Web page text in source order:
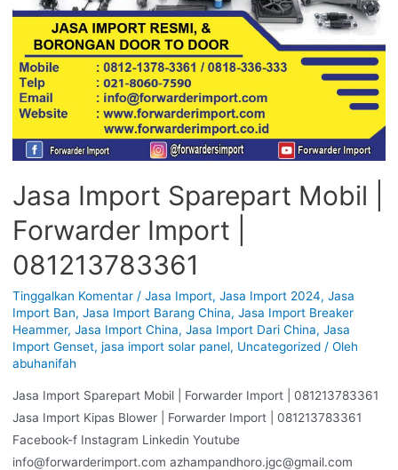
Jasa Import Sparepart Mobil |
Forwarder Import |
081213783361
Tinggalkan Komentar / Jasa Import, Jasa Import 2024, Jasa
Import Ban, Jasa Import Barang China, Jasa Import Breaker
Heammer, Jasa Import China, Jasa Import Dari China, Jasa
Import Genset, jasa import solar panel, Uncategorized/ Oleh
abuhanifah
Jasa Import Sparepart Mobil | Forwarder Import | 081213783361
Jasa Import Kipas Blower | Forwarder Import | 081213783361
Facebook-f Instagram Linkedin Youtube
info@forwarderimport.com azhampandhoro.jgc@gmail.com